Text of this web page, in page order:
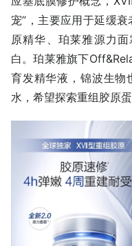
宠”，主要应用于延缓
原精华、珀莱雅源力
白。珀莱雅旗下
育发精华液，锦波生物
水，希望探索重组胶原